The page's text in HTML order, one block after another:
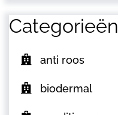
Categorieën
anti roos
biodermal